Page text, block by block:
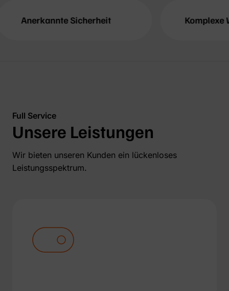
Sicherheit Komplexe Workflows
Full Service
Unsere Leistungen
Wir bieten unseren Kunden ein lückenloses
Leistungsspektrum.